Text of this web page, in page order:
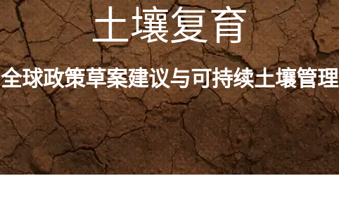
土壤复育
全球政策草案建议与可持续土壤管理